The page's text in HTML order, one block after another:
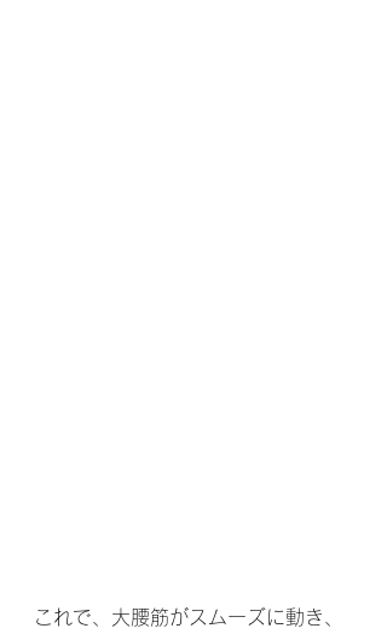
これで、大腰筋がスムーズに動き、